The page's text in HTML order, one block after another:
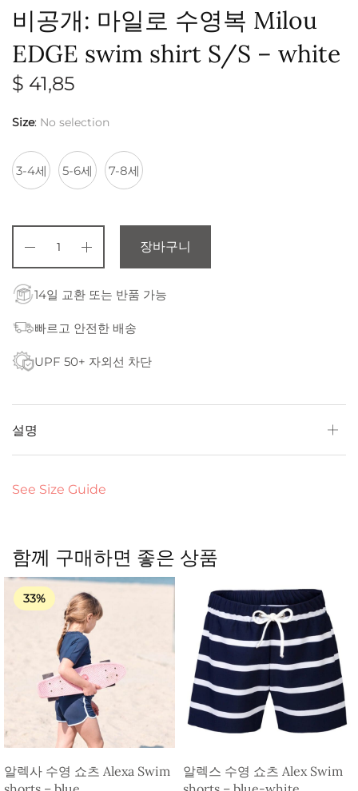
비공개: 마일로 수영복 Milou
EDGE swim shirt S/S – white
$ 41,85
Size: No selection
3-4세 5-6세 7-8세
장바구니
14일 교환 또는 반품 가능
빠르고 안전한 배송
UPF 50+ 자외선 차단
설명
See Size Guide
함께 구매하면 좋은 상품
33%
알렉사 수영 쇼츠 Alexa Swim
알렉스 수영 쇼츠 Alex Swim